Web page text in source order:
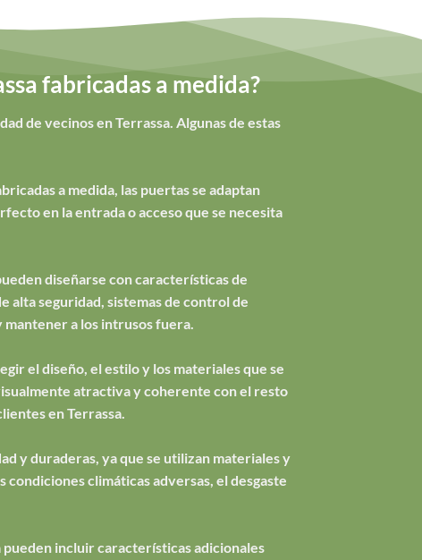
fabricadas a medida?
de vecinos en Terrassa. Algunas de estas
a medida, las puertas se adaptan
en la entrada o acceso que se necesita
diseñarse con características de
alta seguridad, sistemas de control de
mantener a los intrusos fuera.
el diseño, el estilo y los materiales que se
atractiva y coherente con el resto
en Terrassa.
y duraderas, ya que se utilizan materiales y
climáticas adversas, el desgaste
pueden incluir características adicionales